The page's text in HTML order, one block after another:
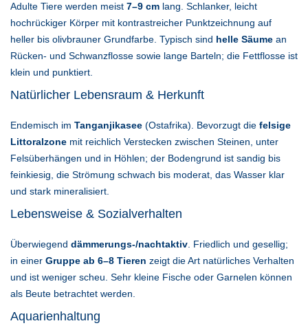
Adulte Tiere werden meist 7–9 cm lang. Schlanker, leicht
hochrückiger Körper mit kontrastreicher Punktzeichnung auf
heller bis olivbrauner Grundfarbe. Typisch sind helle Säume an
Rücken- und Schwanzflosse sowie lange Barteln; die Fettflosse ist
klein und punktiert.
Natürlicher Lebensraum & Herkunft
Endemisch im Tanganjikasee (Ostafrika). Bevorzugt die felsige
Littoralzone mit reichlich Verstecken zwischen Steinen, unter
Felsüberhängen und in Höhlen; der Bodengrund ist sandig bis
feinkiesig, die Strömung schwach bis moderat, das Wasser klar
und stark mineralisiert.
Lebensweise & Sozialverhalten
Überwiegend dämmerungs-/nachtaktiv . Friedlich und gesellig;
in einer Gruppe ab 6–8 Tieren zeigt die Art natürliches Verhalten
und ist weniger scheu. Sehr kleine Fische oder Garnelen können
als Beute betrachtet werden.
Aquarienhaltung